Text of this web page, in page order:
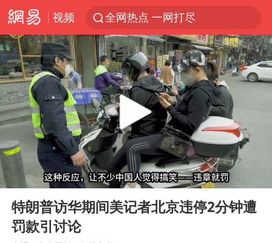
视频 全网热点 一网打尽
Play
00:00 06:31
特朗普访华期间美记者北京违停2分钟遭
罚款引讨论